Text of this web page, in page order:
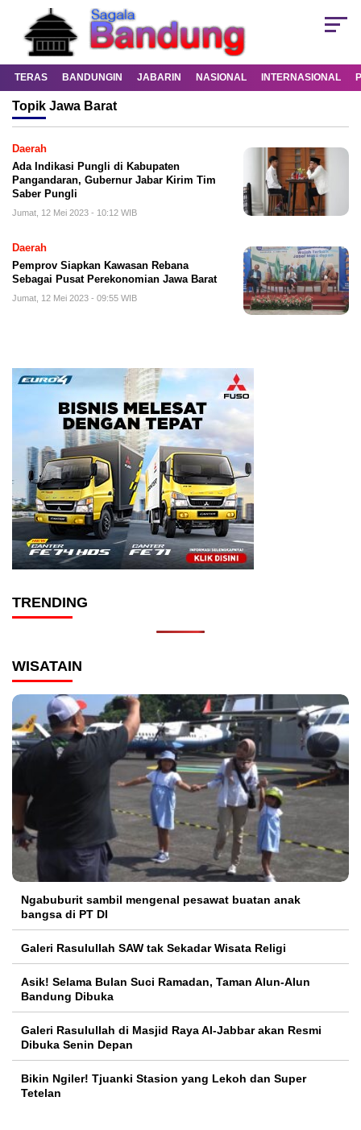
TERAS BANDUNGIN JABARIN NASIONAL INTERNASIONAL
Topik Jawa Barat
Daerah
Ada Indikasi Pungli di Kabupaten
Pangandaran, Gubernur Jabar Kirim Tim
Saber Pungli
Jumat, 12 Mei 2023 - 10:12 WIB
Daerah
Pemprov Siapkan Kawasan Rebana
Sebagai Pusat Perekonomian Jawa Barat
Jumat, 12 Mei 2023 - 09:55 WIB
TRENDING
WISATAIN
Ngabuburit sambil mengenal pesawat buatan anak
bangsa di PT DI
Galeri Rasulullah SAW tak Sekadar Wisata Religi
Asik! Selama Bulan Suci Ramadan, Taman Alun-Alun
Bandung Dibuka
Galeri Rasulullah di Masjid Raya Al-Jabbar akan Resmi
Dibuka Senin Depan
Bikin Ngiler! Tjuanki Stasion yang Lekoh dan Super
Tetelan